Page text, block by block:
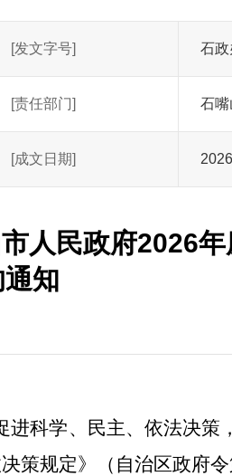
[发文字号] 石
[责任部门] 石
[成文日期]
人民政府2026年
知
科学、民主、依法决策，
策规定》（自治区政府